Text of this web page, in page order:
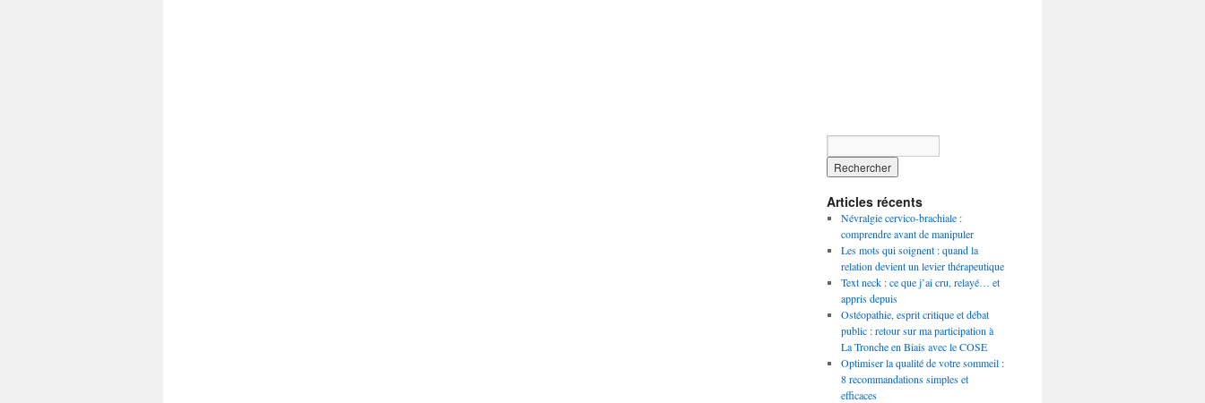
Articles récents
Névralgie cervico-brachiale :
comprendre avant de manipuler
Les mots qui soignent : quand la
relation devient un levier thérapeutique
Text neck : ce que j’ai cru, relayé… et
appris depuis
Ostéopathie, esprit critique et débat
public : retour sur ma participation à
La Tronche en Biais avec le COSE
Optimiser la qualité de votre sommeil :
8 recommandations simples et
efficaces